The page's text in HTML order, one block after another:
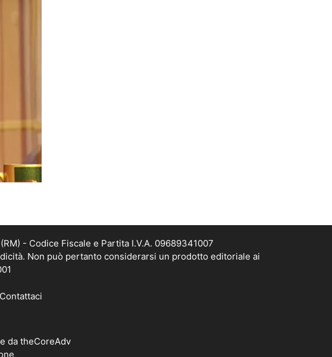
- Codice Fiscale e Partita I.V.A. 09689341007
Non può pertanto considerarsi un prodotto editoriale ai
Contattaci
da theCoreAdv